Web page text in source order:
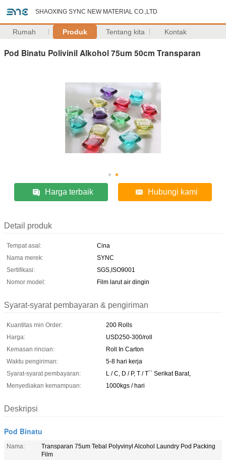
SHAOXING SYNC NEW MATERIAL CO.,LTD
Rumah Produk Tentang kita Kontak
Pod Binatu Polivinil Alkohol 75um 50cm Transparan
Harga terbaik Hubungi kami
Detail produk
Tempat asal:
Cina
Nama merek:
SYNC
Sertifikasi:
SGS,ISO9001
Nomor model:
Film larut air dingin
Syarat-syarat pembayaran & pengiriman
Kuantitas min Order:
200 Rolls
Harga:
USD250-300/roll
Kemasan rincian:
Roll In Carton
Waktu pengiriman:
5-8 hari kerja
Syarat-syarat pembayaran:
L / C, D / P, T / T`` Serikat Barat,
Menyediakan kemampuan:
1000kgs / hari
Deskripsi
Pod Binatu
Nama:
Transparan 75um Tebal Polyvinyl Alcohol Laundry Pod Packing
Film